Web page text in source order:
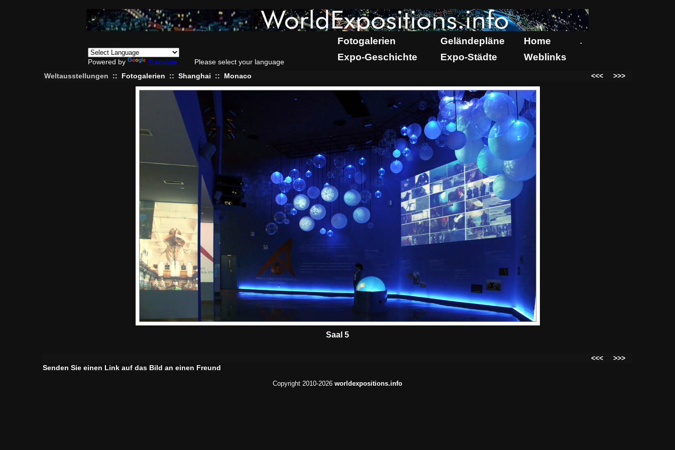
Powered by Translate Please select your language
Fotogalerien Geländepläne Home .
Expo-Geschichte Expo-Städte Weblinks
Weltausstellungen :: Fotogalerien :: Shanghai :: Monaco <<< >>>
Saal 5
<<<
>>>
Senden Sie einen Link auf das Bild an einen Freund
Copyright 2010-2026 worldexpositions.info